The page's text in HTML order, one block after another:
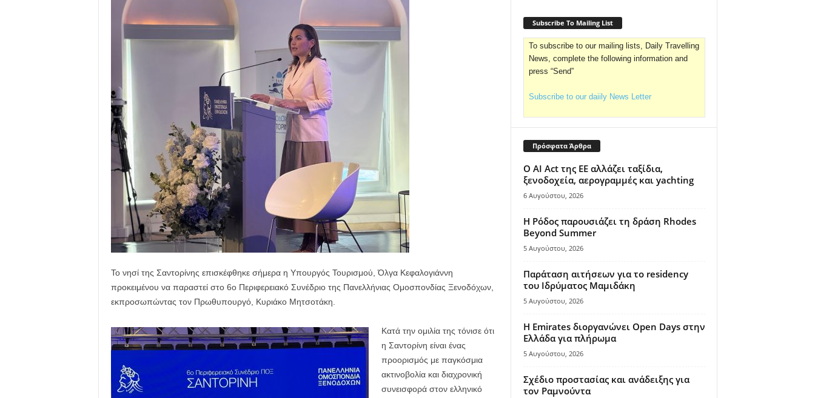
Το νησί της Σαντορίνης επισκέφθηκε σήμερα η Υπουργός Τουρισμού, Όλγα Κεφαλογιάννη
προκειμένου να παραστεί στο 6ο Περιφερειακό Συνέδριο της Πανελλήνιας Ομοσπονδίας Ξενοδόχων,
εκπροσωπώντας τον Πρωθυπουργό, Κυριάκο Μητσοτάκη.
Κατά την ομιλία της τόνισε ότι
η Σαντορίνη είναι ένας
προορισμός με παγκόσμια
ακτινοβολία και διαχρονική
συνεισφορά στον ελληνικό
Subscribe To Mailing List
To subscribe to our mailing lists, Daily Travelling
News, complete the following information and
press “Send”
Subscribe to our daiily News Letter
Πρόσφατα Άρθρα
Ο AI Act της ΕΕ αλλάζει ταξίδια,
ξενοδοχεία, αερογραμμές και yachting
6 Αυγούστου, 2026
Η Ρόδος παρουσιάζει τη δράση Rhodes
Beyond Summer
5 Αυγούστου, 2026
Παράταση αιτήσεων για το residency
του Ιδρύματος Μαμιδάκη
5 Αυγούστου, 2026
Η Emirates διοργανώνει Open Days στην
Ελλάδα για πλήρωμα
5 Αυγούστου, 2026
Σχέδιο προστασίας και ανάδειξης για
τον Ραμνούντα